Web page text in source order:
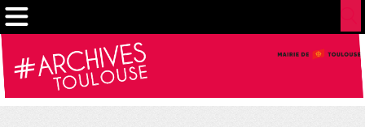
Gestion de vos préférences sur les cookies